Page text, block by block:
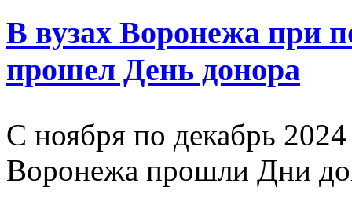
В вузах Воронежа
прошел День донора
С ноября по декабрь
Воронежа прошли Дни